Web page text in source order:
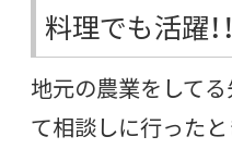
料理でも活躍！！
地元の農業をして
て相談しに行ったと